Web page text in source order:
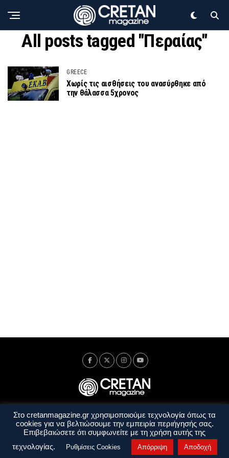
All posts tagged "Περαίας"
GREECE
Χωρίς τις αισθήσεις του ανασύρθηκε από
την θάλασσα 5χρονος
Ταυτότητα Πολιτική Απορρήτου
Όροι Χρήσης
Όροι και Προϋποθέσεις
Στο cretanmagazine.gr χρησιμοποιούμε τεχνολογία όπως τα
cookies για να βελτιώσουμε την εμπειρία περιήγησής σας.
Επιβεβαιώσετε ότι συμφωνείτε με τη χρήση αυτής της
τεχνολογίας.
Ρυθμίσεις Cookies Απόρριψη Αποδοχή